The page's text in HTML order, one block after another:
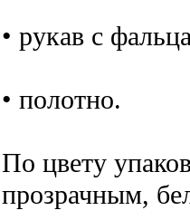
• рукав с
• полотно.
По цвету
прозрачным,